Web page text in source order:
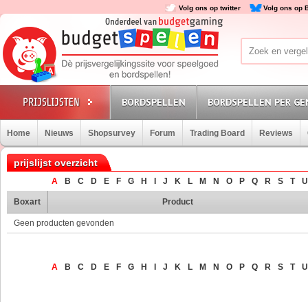
Volg ons op twitter Volg ons op
BORDSPELLEN BORDSPELLEN PER
Home Nieuws Shopsurvey Forum Trading Board Reviews
prijslijst overzicht
A B C D E F G H J K L M N O P Q R S T U
Boxart Product
Geen producten gevonden
A B C D E F G H J K L M N O P Q R S T U